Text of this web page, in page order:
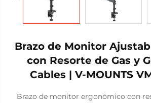
Brazo de Monitor
con Resorte de Gas y
Cables | V-MOUNTS
Brazo de monitor ergonómico con